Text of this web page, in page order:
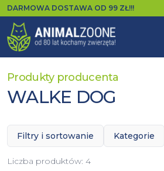
DARMOWA DOSTAWA OD 99 ZŁ!!!
Produkty producenta
WALKE DOG
Filtry i sortowanie Kategorie
Liczba produktów: 4